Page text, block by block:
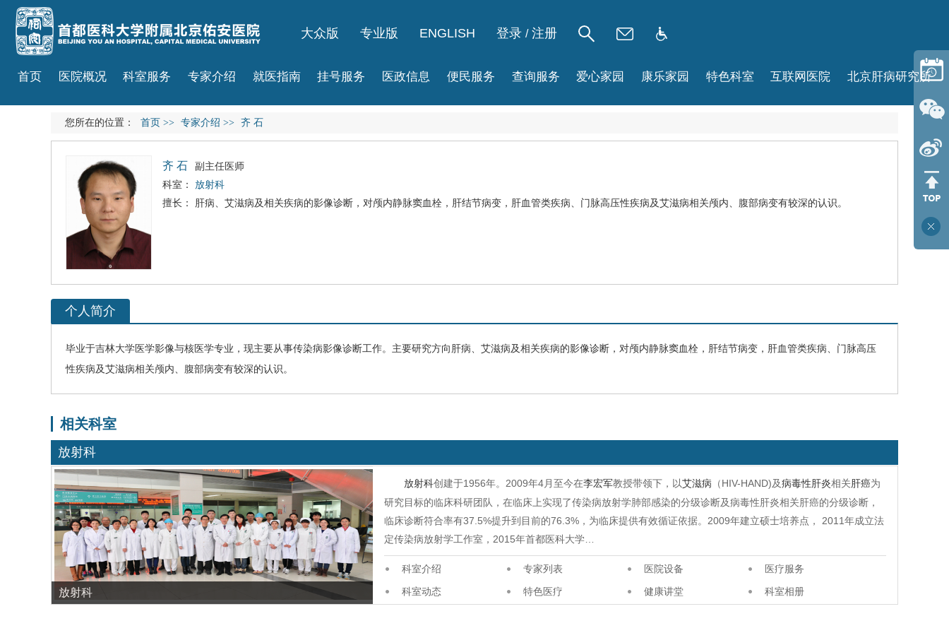
大众版 专业版 ENGLISH 登录 / 注册
首页 医院概况 科室服务 专家介绍 就医指南 挂号服务 医政信息 便民服务 查询服务 爱心家园 康乐家园 特色科室 互联网医院 北京肝病研究所
您所在的位置： 首页 >> 专家介绍 >> 齐 石
齐 石
副主任医师
科室： 放射科
擅长： 肝病、 艾滋病及相关疾病的影像诊断，对颅内静脉窦血栓，肝结节病变，肝血管类疾病、门脉高压性疾病及艾滋病相关颅内、腹部病变有较深的认识。
个人简介
毕业于吉林大学医学影像与核医学专业，现主要从事传染病影像诊断工作。主要研究方向肝病、 艾滋病及相关疾病的影像诊断，对颅内静脉窦血栓，肝结节病变，肝血管类疾病、门脉高压
性疾病及艾滋病相关颅内、腹部病变有较深的认识。
相关科室
放射科
放射科
放射科创建于1956年。2009年4月至今在李宏军教授带领下，以艾滋病 （HIV-HAND)及病毒性肝炎相关肝癌为
研究目标的临床科研团队，在临床上实现了传染病放射学肺部感染的分级诊断及病毒性肝炎相关肝癌的分级诊断，
临床诊断符合率有37.5%提升到目前的76.3%，为临床提供有效循证依据。2009年建立硕士培养点， 2011年成立法
定传染病放射学工作室，2015年首都医科大学…
科室介绍 专家列表 医院设备
医疗服务
科室动态
特色医疗 健康讲堂 科室相册